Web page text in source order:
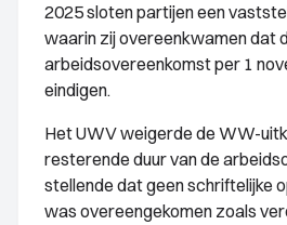
2025 sloten partijen een
waarin zij overeenkwamen dat
arbeidsovereenkomst per 1
eindigen.
Het UWV weigerde de WW-
resterende duur van de
stellende dat geen schriftelijke
was overeengekomen zoals